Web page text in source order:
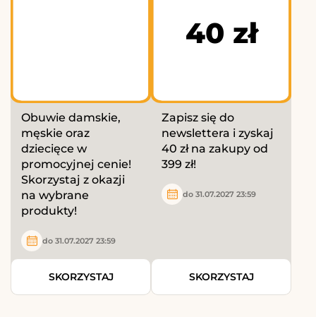
Obuwie damskie,
męskie oraz
dziecięce w
promocyjnej cenie!
Skorzystaj z okazji
na wybrane
produkty!
do 31.07.2027 23:59
SKORZYSTAJ
40 zł
Zapisz się do
newslettera i zyskaj
40 zł na zakupy od
399 zł!
do 31.07.2027 23:59
SKORZYSTAJ